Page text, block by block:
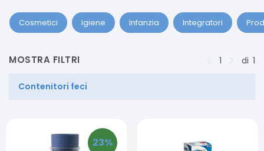
Cosmetici Igiene Infanzia Integratori
MOSTRA FILTRI 1 di 1
Contenitori feci
23%